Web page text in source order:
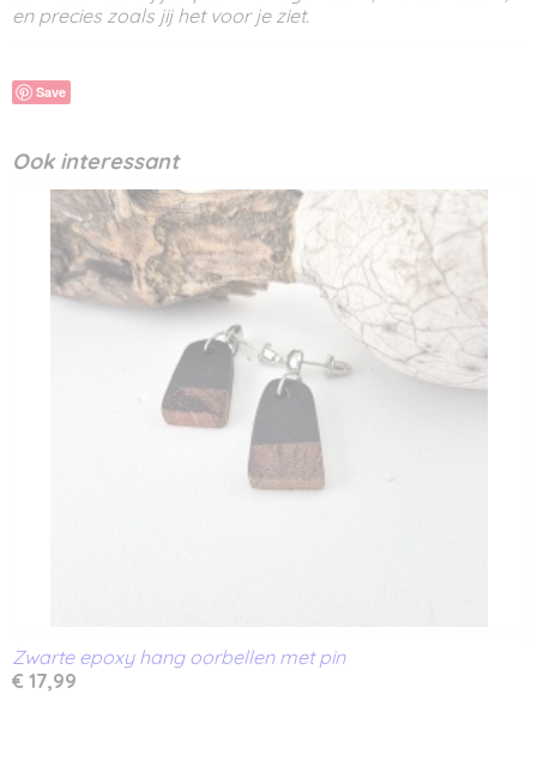
en precies zoals jij het voor je ziet.
Save
Ook interessant
Zwarte epoxy hang oorbellen met pin
€ 17,99